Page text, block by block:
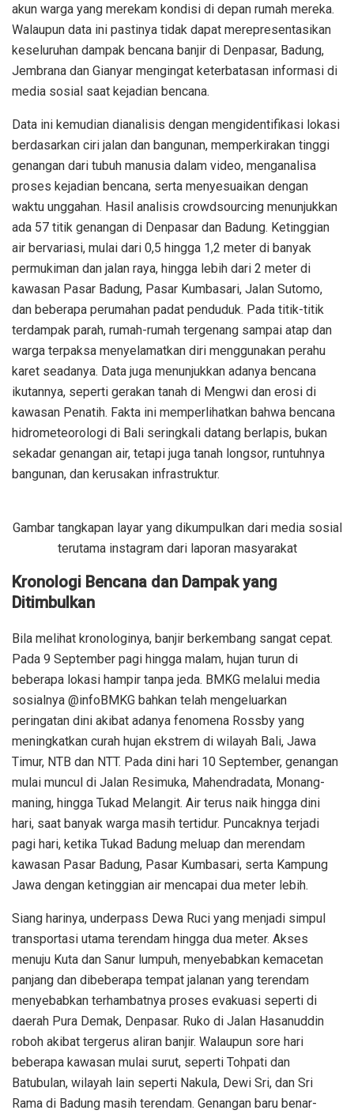
akun warga yang merekam kondisi di depan rumah mereka.
Walaupun data ini pastinya tidak dapat merepresentasikan
keseluruhan dampak bencana banjir di Denpasar, Badung,
Jembrana dan Gianyar mengingat keterbatasan informasi di
media sosial saat kejadian bencana.
Data ini kemudian dianalisis dengan mengidentifikasi lokasi
berdasarkan ciri jalan dan bangunan, memperkirakan tinggi
genangan dari tubuh manusia dalam video, menganalisa
proses kejadian bencana, serta menyesuaikan dengan
waktu unggahan. Hasil analisis crowdsourcing menunjukkan
ada 57 titik genangan di Denpasar dan Badung. Ketinggian
air bervariasi, mulai dari 0,5 hingga 1,2 meter di banyak
permukiman dan jalan raya, hingga lebih dari 2 meter di
kawasan Pasar Badung, Pasar Kumbasari, Jalan Sutomo,
dan beberapa perumahan padat penduduk. Pada titik-titik
terdampak parah, rumah-rumah tergenang sampai atap dan
warga terpaksa menyelamatkan diri menggunakan perahu
karet seadanya. Data juga menunjukkan adanya bencana
ikutannya, seperti gerakan tanah di Mengwi dan erosi di
kawasan Penatih. Fakta ini memperlihatkan bahwa bencana
hidrometeorologi di Bali seringkali datang berlapis, bukan
sekadar genangan air, tetapi juga tanah longsor, runtuhnya
bangunan, dan kerusakan infrastruktur.
Gambar tangkapan layar yang dikumpulkan dari media sosial
terutama instagram dari laporan masyarakat
Kronologi Bencana dan Dampak yang
Ditimbulkan
Bila melihat kronologinya, banjir berkembang sangat cepat.
Pada 9 September pagi hingga malam, hujan turun di
beberapa lokasi hampir tanpa jeda. BMKG melalui media
sosialnya @infoBMKG bahkan telah mengeluarkan
peringatan dini akibat adanya fenomena Rossby yang
meningkatkan curah hujan ekstrem di wilayah Bali, Jawa
Timur, NTB dan NTT. Pada dini hari 10 September, genangan
mulai muncul di Jalan Resimuka, Mahendradata, Monang-
maning, hingga Tukad Melangit. Air terus naik hingga dini
hari, saat banyak warga masih tertidur. Puncaknya terjadi
pagi hari, ketika Tukad Badung meluap dan merendam
kawasan Pasar Badung, Pasar Kumbasari, serta Kampung
Jawa dengan ketinggian air mencapai dua meter lebih.
Siang harinya, underpass Dewa Ruci yang menjadi simpul
transportasi utama terendam hingga dua meter. Akses
menuju Kuta dan Sanur lumpuh, menyebabkan kemacetan
panjang dan dibeberapa tempat jalanan yang terendam
menyebabkan terhambatnya proses evakuasi seperti di
daerah Pura Demak, Denpasar. Ruko di Jalan Hasanuddin
roboh akibat tergerus aliran banjir. Walaupun sore hari
beberapa kawasan mulai surut, seperti Tohpati dan
Batubulan, wilayah lain seperti Nakula, Dewi Sri, dan Sri
Rama di Badung masih terendam. Genangan baru benar-